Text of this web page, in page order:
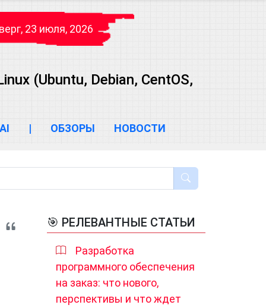
23 июля, 2026
(Ubuntu, Debian, CentOS,
AI | ОБЗОРЫ НОВОСТИ
🎯 РЕЛЕВАНТНЫЕ СТАТЬИ
Разработка
программного обеспечения
на заказ: что нового,
перспективы и что ждет